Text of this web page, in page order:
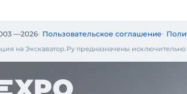
—2026 Пользовательское соглашение
на Экскаватор.Ру предназначены